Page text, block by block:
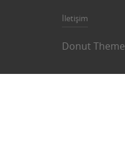
İletişim
Donut Theme